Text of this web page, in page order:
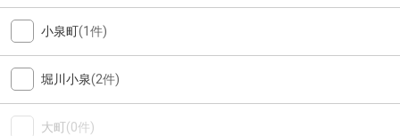
小泉町(1件)
堀川小泉(2件)
大町(0件)